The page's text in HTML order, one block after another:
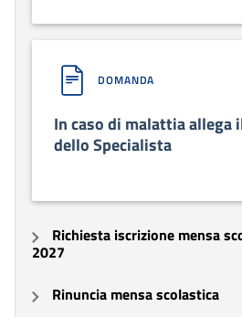
DOMANDA
In caso di malattia allega
dello Specialista
Richiesta iscrizione mensa
2027
Rinuncia mensa scolastica